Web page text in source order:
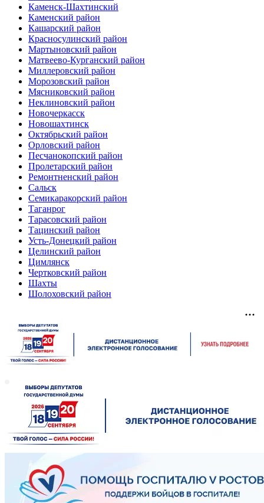
Каменск-Шахтинский
Каменский район
Кашарский район
Красносулинский район
Мартыновский район
Матвеево-Курганский район
Миллеровский район
Морозовский район
Мясниковский район
Неклиновский район
Новочеркасск
Новошахтинск
Октябрьский район
Орловский район
Песчанокопский район
Пролетарский район
Ремонтненский район
Сальск
Семикаракорский район
Таганрог
Тарасовский район
Тацинский район
Усть-Донецкий район
Целинский район
Цимлянск
Чертковский район
Шахты
Шолоховский район